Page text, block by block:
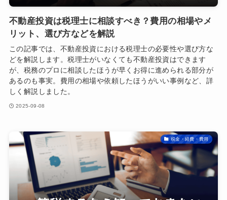
不動産投資は税理士に相談すべき？費用の相場やメ
リット、選び方などを解説
この記事では、不動産投資における税理士の必要性や選び方な
どを解説します。税理士がいなくても不動産投資はできます
が、税務のプロに相談したほうが早くお得に進められる部分が
あるのも事実。費用の相場や依頼したほうがいい事例など、詳
しく解説しました。
2025-09-08
税金・経費・費用